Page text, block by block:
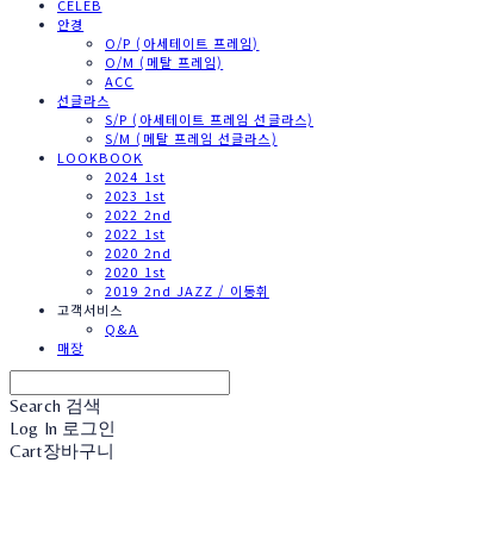
CELEB
안경
O/P (아세테이트 프레임)
O/M (메탈 프레임)
ACC
선글라스
S/P (아세테이트 프레임 선글라스)
S/M (메탈 프레임 선글라스)
LOOKBOOK
2024 1st
2023 1st
2022 2nd
2022 1st
2020 2nd
2020 1st
2019 2nd JAZZ / 이동휘
고객서비스
Q&A
매장
Search 검색
Log In 로그인
Cart장바구니